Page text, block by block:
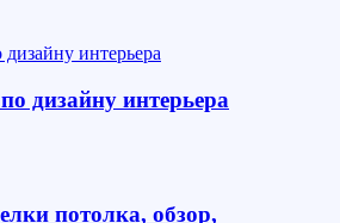
дизайну интерьера
потолка, обзор,